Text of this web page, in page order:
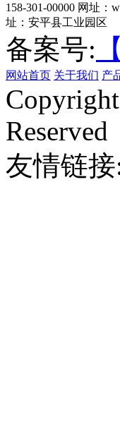
158-301-00000 网址：
址：安平县工业园区
备案号:
网站首页 关于我们 产
Reserved
友情链接